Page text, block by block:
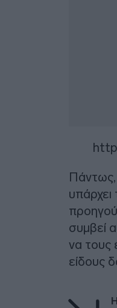
Πάντως,
υπάρχει
συμβεί
να τους
είδους